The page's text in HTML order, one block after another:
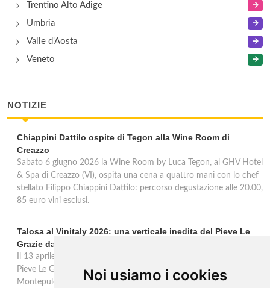
Noi usiamo i cookies
Trentino Alto Adige
Umbria
Valle d'Aosta
Veneto
NOTIZIE
Chiappini Dattilo ospite di Tegon alla Wine Room di
Creazzo
Sabato 6 giugno 2026 la Wine Room by Luca Tegon, al GHV Hotel
& Spa di Creazzo (VI), ospita una cena a quattro mani con lo chef
stellato Filippo Chiappini Dattilo: percorso degustazione alle 20.00,
85 euro vini esclusi.
Talosa al Vinitaly 2026: una verticale inedita del Pieve Le
Grazie dal 2016 al 2020
Il 13 aprile 2026 al Vinitaly, Talosa presenta la verticale inedita del
Pieve Le Grazie: cinque annate dal 2016 al 2020 del Nobile di
Montepulciano a 95 punti Vinous, per ripercorrere la genesi di una